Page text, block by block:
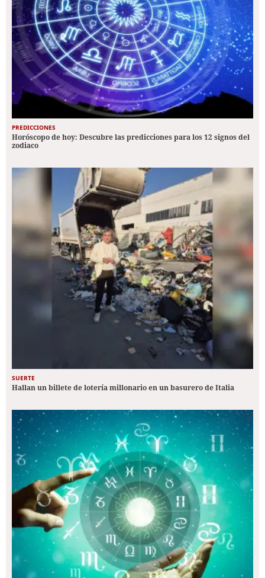
PREDICCIONES
Horóscopo de hoy: Descubre las predicciones para los 12 signos del
zodiaco
SUERTE
Hallan un billete de lotería millonario en un basurero de Italia